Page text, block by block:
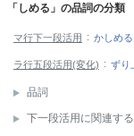
「しめる」の品詞の分類
マ行下一段活用 かしめる
ラ行五段活用(変化) ずり
品詞
下一段活用に関連す